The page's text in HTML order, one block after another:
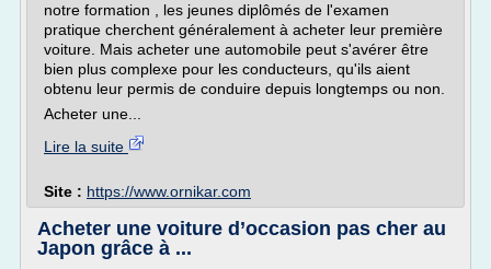
notre formation , les jeunes diplômés de l'examen
pratique cherchent généralement à acheter leur première
voiture. Mais acheter une automobile peut s'avérer être
bien plus complexe pour les conducteurs, qu'ils aient
obtenu leur permis de conduire depuis longtemps ou non.
Acheter une...
Lire la suite
Site : https://www.ornikar.com
Acheter une voiture d’occasion pas cher au
Japon grâce à ...